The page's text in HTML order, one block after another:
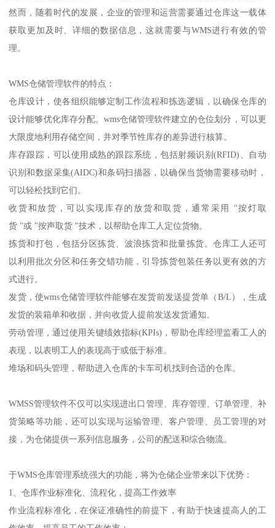
然而，随着时代的发展，企业的管理和运营需要通过仓库这一载体
获取更加及时、详细的数据信息，这就需要与WMS进行有效的管
理。